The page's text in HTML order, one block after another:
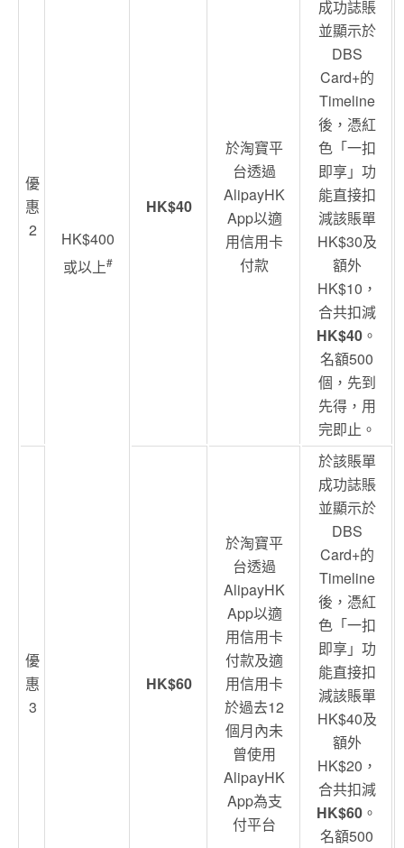
HK$400
或以上#
優
惠
2
HK$40
於淘寶平
台透過
AlipayHK
App以適
用信用卡
付款
成功誌賬
並顯示於
DBS
Card+的
Timeline
後，憑紅
色「一扣
即享」功
能直接扣
減該賬單
HK$30及
額外
HK$10，
合共扣減
HK$40 。
名額500
個，先到
先得，用
完即止。
優
惠
3
HK$60
於淘寶平
台透過
AlipayHK
App以適
用信用卡
付款及適
用信用卡
於過去12
個月內未
曾使用
AlipayHK
App為支
付平台
於該賬單
成功誌賬
並顯示於
DBS
Card+的
Timeline
後，憑紅
色「一扣
即享」功
能直接扣
減該賬單
HK$40及
額外
HK$20，
合共扣減
HK$60 。
名額500